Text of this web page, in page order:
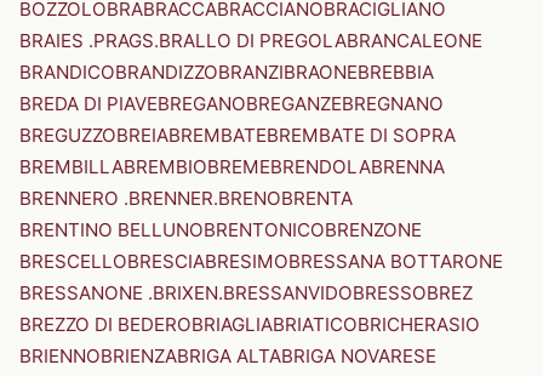
BOZZOLOBRABRACCABRACCIANOBRACIGLIANO
BRAIES .PRAGS.BRALLO DI PREGOLABRANCALEONE
BRANDICOBRANDIZZOBRANZIBRAONEBREBBIA
BREDA DI PIAVEBREGANOBREGANZEBREGNANO
BREGUZZOBREIABREMBATEBREMBATE DI SOPRA
BREMBILLABREMBIOBREMEBRENDOLABRENNA
BRENNERO .BRENNER.BRENOBRENTA
BRENTINO BELLUNOBRENTONICOBRENZONE
BRESCELLOBRESCIABRESIMOBRESSANA BOTTARONE
BRESSANONE .BRIXEN.BRESSANVIDOBRESSOBREZ
BREZZO DI BEDEROBRIAGLIABRIATICOBRICHERASIO
BRIENNOBRIENZABRIGA ALTABRIGA NOVARESE